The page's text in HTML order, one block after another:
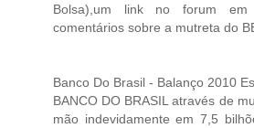
Bolsa),um link no forum em
comentários sobre a mutreta do
Banco Do Brasil - Balanço 2010
BANCO DO BRASIL através de
mão indevidamente em 7,5